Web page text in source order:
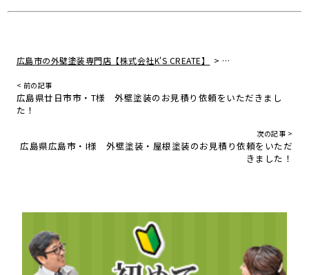
広島市の外壁塗装専門店【株式会社K'S CREATE】 > 住宅リフォームの真実
< 前の記事
広島県廿日市市・T様 外壁塗装のお見積り依頼をいただきまし
た！
次の記事 >
広島県広島市・I様 外壁塗装・屋根塗装のお見積り依頼をいただ
きました！